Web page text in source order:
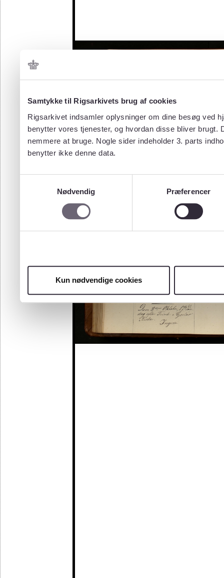
Samtykke til Rigsarkivets brug af cookies
Rigsarkivet indsamler oplysninger om dine besøg ved
benytter vores tjenester, og hvordan disse bliver
nemmere at bruge. Nogle sider indeholder 3. parts
benytter ikke denne data.
Nødvendig
Præferencer
Kun nødvendige cookies